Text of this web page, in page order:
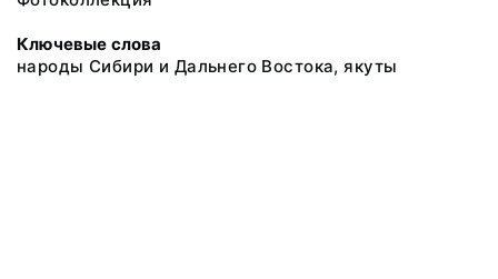
Ключевые слова
народы Сибири и Дальнего Востока, якуты